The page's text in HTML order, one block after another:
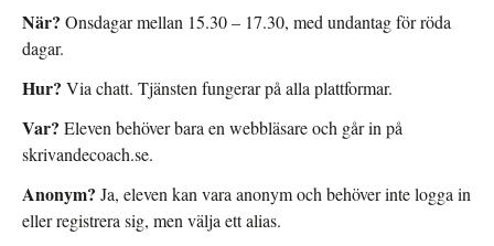
När? Onsdagar mellan 15.30 – 17.30, med undantag för röda
dagar.
Hur? Via chatt. Tjänsten fungerar på alla plattformar.
Var? Eleven behöver bara en webbläsare och går in på
skrivandecoach.se.
Anonym? Ja, eleven kan vara anonym och behöver inte logga in
eller registrera sig, men välja ett alias.